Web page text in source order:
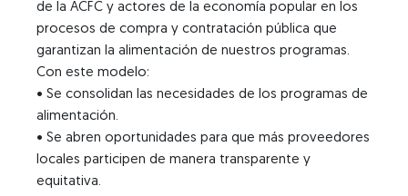
de la ACFC y actores de la economía popular en los
procesos de compra y contratación pública que
garantizan la alimentación de nuestros programas.
Con este modelo:
• Se consolidan las necesidades de los programas de
alimentación.
• Se abren oportunidades para que más proveedores
locales participen de manera transparente y
equitativa.